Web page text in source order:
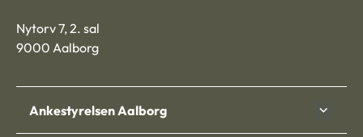
Nytorv 7, 2. sal
9000 Aalborg
Ankestyrelsen Aalborg